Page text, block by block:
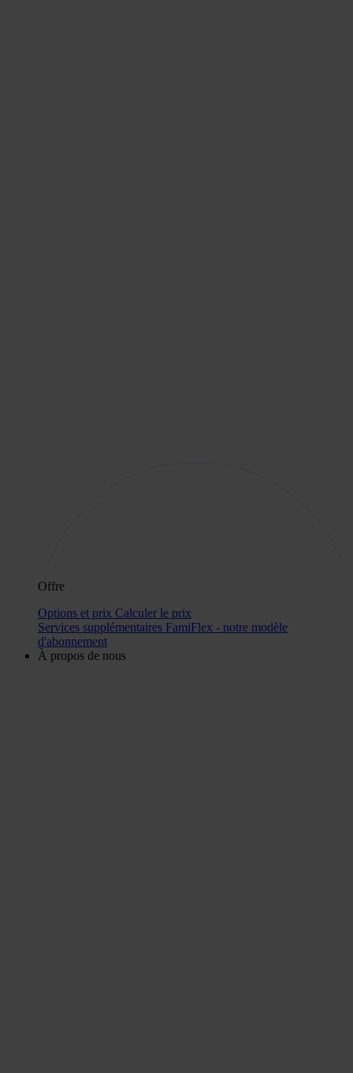
Offre
Options et prix Calculer le prix
Services supplémentaires FamiFlex - notre modèle
d'abonnement
À propos de nous